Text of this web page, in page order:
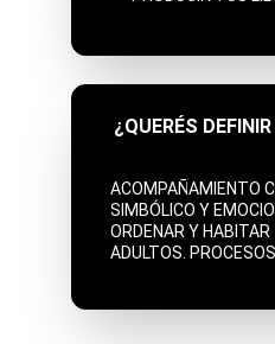
¿QUERÉS
ACOMPAÑAMIENTO
SIMBÓLICO Y
ORDENAR Y
ADULTOS.